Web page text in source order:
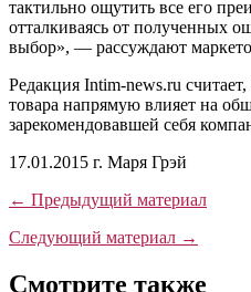
тактильно ощутить все его
отталкиваясь от полученных
выбор», — рассуждают
Редакция Intim-news.ru
товара напрямую влияет на
зарекомендовавшей себя
17.01.2015 г. Маря Грэй
← Предыдущий материал
Следующий материал →
Смотрите также